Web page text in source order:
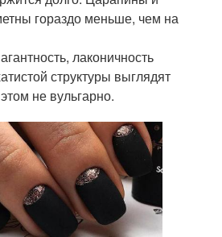
гораздо меньше, чем на
лаконичность
структуры выглядят
не вульгарно.